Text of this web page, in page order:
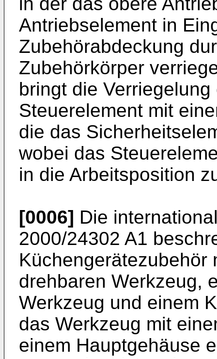
Antriebselement in
Zubehörabdeckung
Zubehörkörper
bringt die
Steuerelement mit
die das
wobei das
in die Arbeitsposition
[0006] Die
2000/24302 A1
Küchengerätezubehör
drehbaren Werkzeug,
Werkzeug und einem
das Werkzeug mit
einem Hauptgehäuse